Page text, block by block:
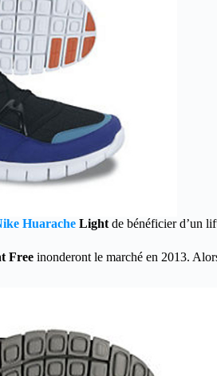
Huarache Light de bénéficier d’un
Free inonderont le marché en 2013.